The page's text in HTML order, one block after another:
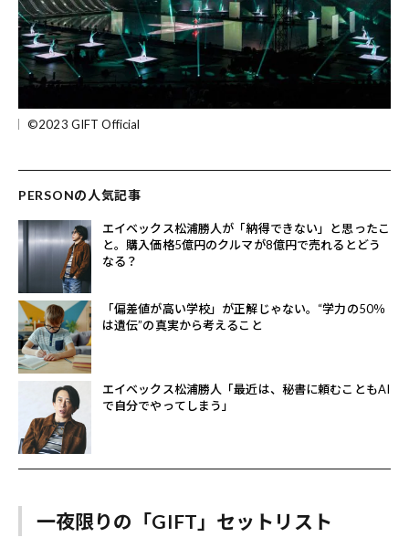
©2023 GIFT Official
PERSONの人気記事
エイベックス松浦勝人が「納得できない」と思ったこ
と。購入価格5億円のクルマが8億円で売れるとどう
なる？
「偏差値が高い学校」が正解じゃない。“学力の50％
は遺伝”の真実から考えること
エイベックス松浦勝人「最近は、秘書に頼むこともAI
で自分でやってしまう」
一夜限りの「GIFT」セットリスト